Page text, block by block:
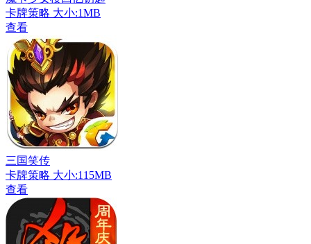
卡牌策略 大小:1MB
查看
三国笑传
卡牌策略 大小:115MB
查看